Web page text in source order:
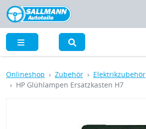
Onlineshop Zubehör
Elektrikzubehör
HP Glühlampen Ersatzkasten H7